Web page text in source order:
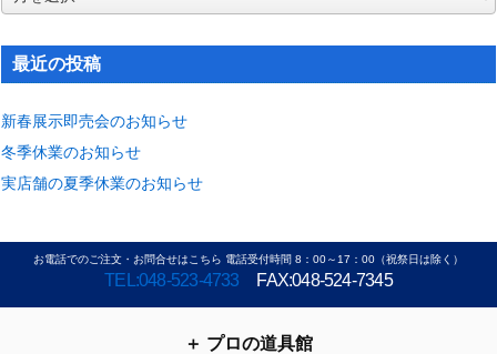
ー
イ
ブ
最近の投稿
新春展示即売会のお知らせ
冬季休業のお知らせ
実店舗の夏季休業のお知らせ
お電話でのご注文・お問合せはこちら 電話受付時間 8：00～17：00（祝祭日は除く）
TEL:048-523-4733 FAX:048-524-7345
プロの道具館